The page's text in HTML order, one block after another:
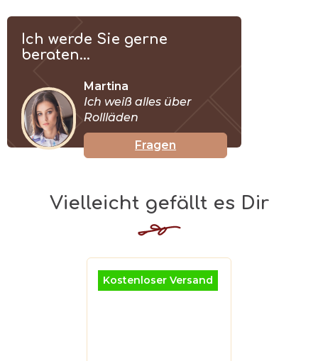
Kostenloser Versand
Ich werde Sie gerne
beraten...
Martina
Ich weiß alles über
Rollläden
Fragen